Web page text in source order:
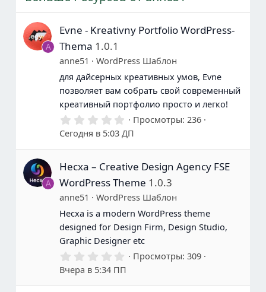
A
Evne - Kreativny Portfolio WordPress-
Thema 1.0.1
anne51
WordPress Шаблон
для дайсерных креативных умов, Evne
позволяет вам собрать свой современный
креативный портфолио просто и легко!
0
.
0
0
в
з
д
ы
Просмотры 236
Сегодня в 5:03 ДП
A
Hecxa – Creative Design Agency FSE
WordPress Theme 1.0.3
anne51
WordPress Шаблон
Hecxa is a modern WordPress theme
designed for Design Firm, Design Studio,
Graphic Designer etc
0
.
0
0
Просмотры 309
Вчера в 5:34 ПП